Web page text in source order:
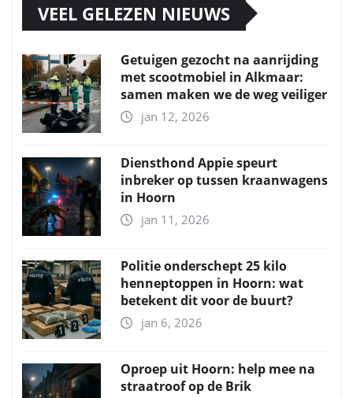
VEEL GELEZEN NIEUWS
Getuigen gezocht na aanrijding
met scootmobiel in Alkmaar:
samen maken we de weg veiliger
jan 12, 2026
Diensthond Appie speurt
inbreker op tussen kraanwagens
in Hoorn
jan 11, 2026
Politie onderschept 25 kilo
henneptoppen in Hoorn: wat
betekent dit voor de buurt?
jan 6, 2026
Oproep uit Hoorn: help mee na
straatroof op de Brik